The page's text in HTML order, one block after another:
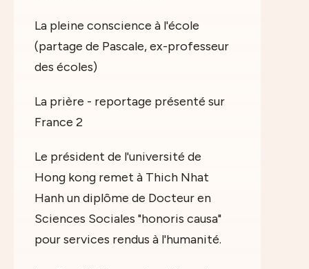
La pleine conscience à l'école
(partage de Pascale, ex-professeur
des écoles)
La prière - reportage présenté sur
France 2
Le président de l'université de
Hong kong remet à Thich Nhat
Hanh un diplôme de Docteur en
Sciences Sociales "honoris causa"
pour services rendus à l'humanité.